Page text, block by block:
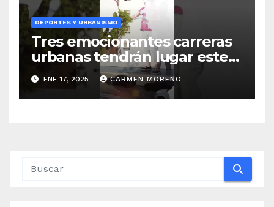
DEPORTES Y URBANISMO
Tres emocionantes carreras
urbanas tendrán lugar este
año en el paseo marítimo, el
paseo de los murales y el
parque de la loma
ENE 17, 2025 CARMEN MORENO